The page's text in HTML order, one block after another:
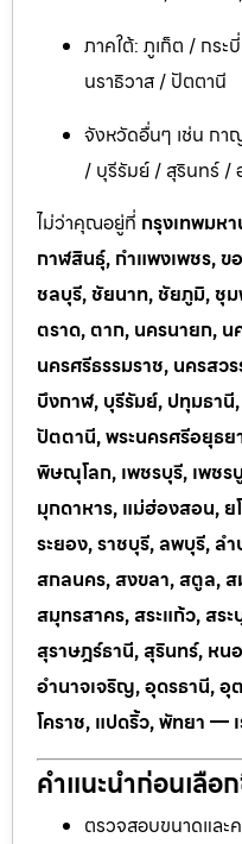
ภาคใต้: ภูเก็ต / กร
นราธิวาส / ปัตตานี
จังหวัดอื่นๆ เช่น ก
/ บุรีรัมย์ / สุรินทร์ /
ไม่ว่าคุณอยู่ที่ กรุงเทพมห
กาฬสินธุ์, กำแพงเพชร, ข
ชลบุรี, ชัยนาท, ชัยภูมิ, ชุม
ตราด, ตาก, นครนายก,
นครศรีธรรมราช, นครสว
บึงกาฬ, บุรีรัมย์, ปทุมธานี
ปัตตานี, พระนครศรีอยุธย
พิษณุโลก, เพชรบุรี, เพช
มุกดาหาร, แม่ฮ่องสอน, ย
ระยอง, ราชบุรี, ลพบุรี, ล
สกลนคร, สงขลา, สตูล,
สมุทรสาคร, สระแก้ว, สร
สุราษฎร์ธานี, สุรินทร์, ห
อำนาจเจริญ, อุดรธานี,
โคราช, แปดริ้ว, พัทยา —
คำแนะนำก่อนเลื
ตรวจสอบขนาดและ